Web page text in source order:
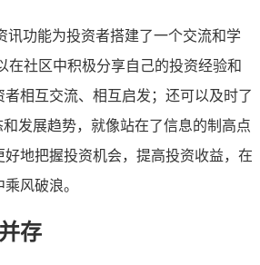
讯功能为投资者搭建了一个交流和学
在社区中积极分享自己的投资经验和
相互交流、相互启发；还可以及时了
发展趋势，就像站在了信息的制高点
好地把握投资机会，提高投资收益，在
风破浪。
存